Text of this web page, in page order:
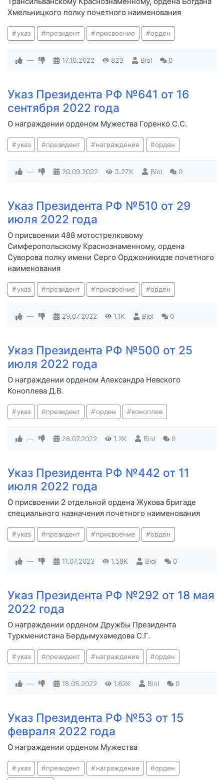
Хмельницкого полку почетного наименования
указ президент присвоение орден
— 17.10.2022 823 Biol 0
Указ Президента РФ №641 от 16
сентября 2022 года
О награждении орденом Мужества Горенко С.С.
указ президент награждение орден
— 20.09.2022 3.27K Biol 0
Указ Президента РФ №510 от 29
июля 2022 года
О присвоении 488 мотострелковому
Симферопольскому Краснознаменному, ордена
Суворова полку имени Серго Орджоникидзе почетного
наименования
указ президент присвоение орден
— 29.07.2022 1.1K Biol 0
Указ Президента РФ №500 от 25
июля 2022 года
О награждении орденом Александра Невского
Коноплева Д.В.
указ президент орден коноплев
— 26.07.2022 1.2K Biol 0
Указ Президента РФ №442 от 11
июля 2022 года
О присвоении 2 отдельной ордена Жукова бригаде
специального назначения почетного наименования
указ президент присвоение орден
— 11.07.2022 1.59K Biol 0
Указ Президента РФ №292 от 18 мая
2022 года
О награждении орденом Дружбы Президента
Туркменистана Бердымухамедова С.Г.
указ президент награждение орден
— 18.05.2022 1.62K Biol 0
Указ Президента РФ №53 от 15
февраля 2022 года
О награждении орденом Мужества
указ президент награждение орден